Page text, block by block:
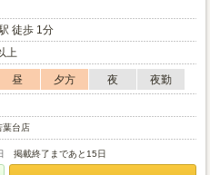
徒歩 1分
上
昼 夕方 夜
夜勤
葉台店
掲載終了まであと15日